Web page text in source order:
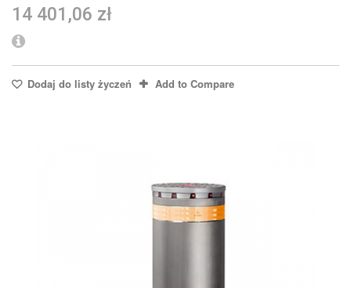
14 401,06 zł
Dodaj do listy życzeń Add to Compare